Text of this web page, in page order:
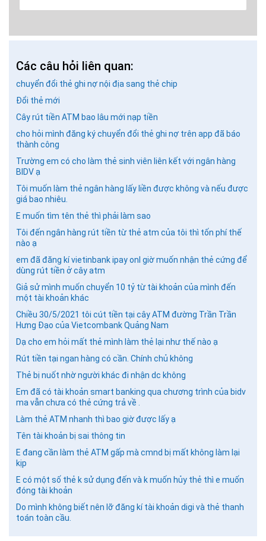
GỬI BÌNH LUẬN
Các câu hỏi liên quan:
chuyển đổi thẻ ghi nợ nội địa sang thẻ chip
Đổi thẻ mới
Cây rút tiền ATM bao lâu mới nạp tiền
cho hỏi mình đăng ký chuyển đổi thẻ ghi nợ trên app đã báo
thành công
Trường em có cho làm thẻ sinh viên liên kết với ngân hàng
BIDV ạ
Tôi muốn làm thẻ ngân hàng lấy liền được không và nếu được
giá bao nhiêu.
E muốn tìm tên thẻ thì phải làm sao
Tôi đến ngân hàng rút tiền từ thẻ atm của tôi thì tốn phí thế
nào ạ
em đã đăng kí vietinbank ipay onl giờ muốn nhận thẻ cứng để
dùng rút tiền ở cây atm
Giả sử mình muốn chuyển 10 tỷ từ tài khoản của mình đến
một tài khoản khác
Chiều 30/5/2021 tôi cút tiền tại cây ATM đường Trần Trần
Hưng Đạo của Vietcombank Quảng Nam
Dạ cho em hỏi mất thẻ mình làm thẻ lại như thế nào ạ
Rút tiền tại ngan hàng có cần. Chính chủ không
Thẻ bị nuốt nhờ người khác đi nhận dc không
Em đã có tài khoản smart banking qua chương trình của bidv
ma vẫn chưa có thẻ cứng trả về .
Làm thẻ ATM nhanh thì bao giờ được lấy ạ
Tên tài khoản bị sai thông tin
E đang cần làm thẻ ATM gấp mà cmnd bị mất không làm lại
kịp
E có một số thẻ k sử dụng đến và k muốn hủy thẻ thì e muốn
đóng tài khoản
Do mình không biết nên lỡ đăng kí tài khoản digi và thẻ thanh
toán toàn cầu.